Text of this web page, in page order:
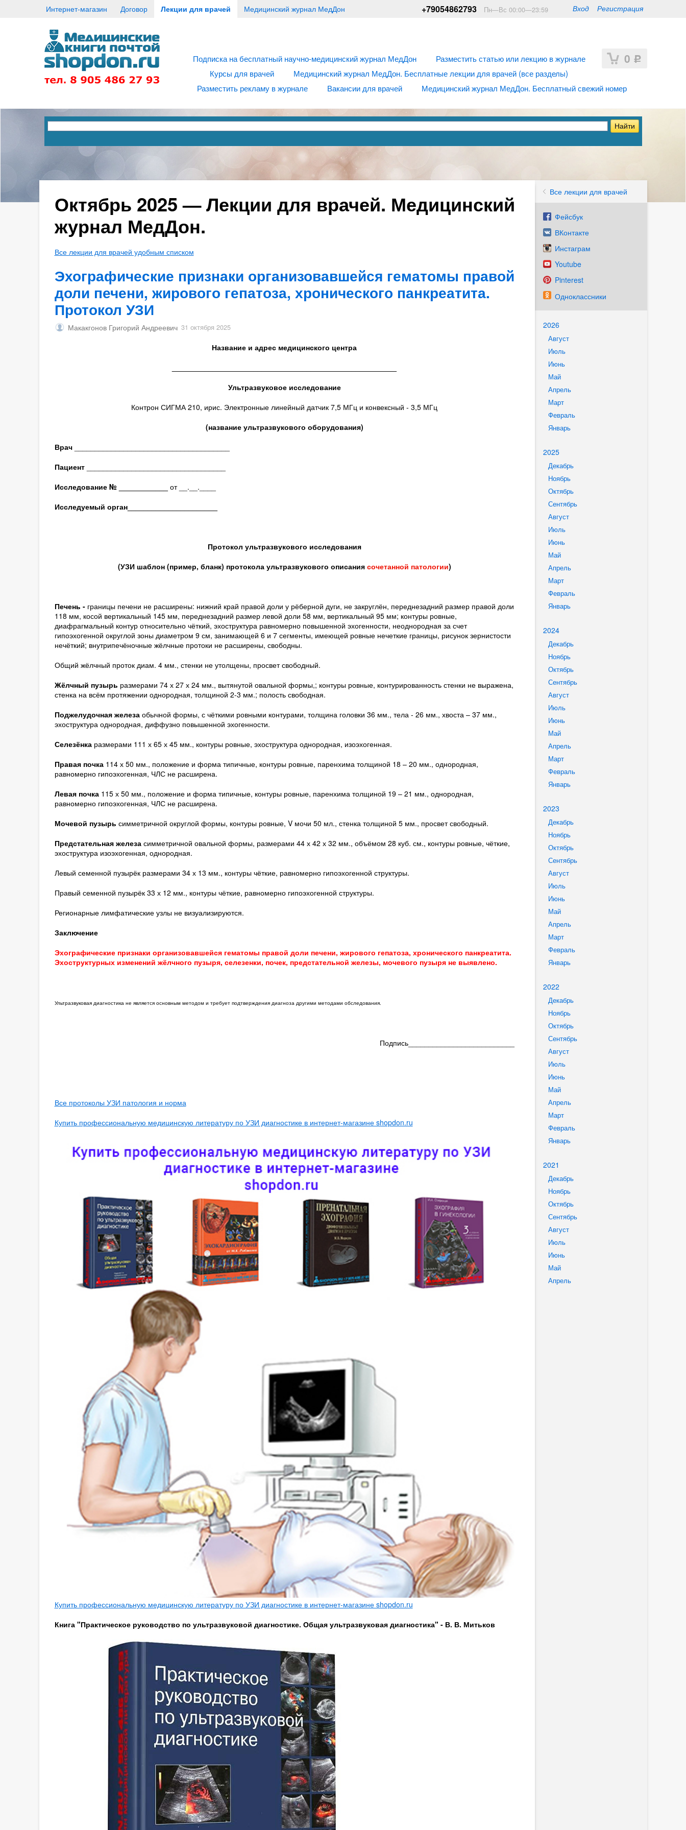
Интернет-магазин Договор Лекции для врачей Медицинский журнал МедДон Вход Регистрация
+79054862793 Пн—Вс 00:00—23:59
0 Р
Подписка на бесплатный научно-медицинский журнал МедДон
Разместить статью или лекцию в журнале
Курсы для врачей
Медицинский журнал МедДон. Бесплатные лекции для врачей (все разделы)
Разместить рекламу в журнале
Вакансии для врачей Медицинский журнал МедДон. Бесплатный свежий номер
Все лекции для врачей
Фейсбук
ВКонтакте
Инстаграм
Youtube
Pinterest
Одноклассники
2026
Август
Июль
Июнь
Май
Апрель
Март
Февраль
Январь
2025
Декабрь
Ноябрь
Октябрь
Сентябрь
Август
Июль
Июнь
Май
Апрель
Март
Февраль
Январь
2024
Декабрь
Ноябрь
Октябрь
Сентябрь
Август
Июль
Июнь
Май
Апрель
Март
Февраль
Январь
2023
Декабрь
Ноябрь
Октябрь
Сентябрь
Август
Июль
Июнь
Май
Апрель
Март
Февраль
Январь
2022
Декабрь
Ноябрь
Октябрь
Сентябрь
Август
Июль
Июнь
Май
Апрель
Март
Февраль
Январь
2021
Декабрь
Ноябрь
Октябрь
Сентябрь
Август
Июль
Июнь
Май
Апрель
Октябрь 2025 — Лекции для врачей. Медицинский
журнал МедДон.
Все лекции для врачей удобным списком
Эхографические признаки организовавшейся гематомы правой
доли печени, жирового гепатоза, хронического панкреатита.
Протокол УЗИ
Макакгонов Григорий Андреевич 31 октября 2025
Название и адрес медицинского центра
Ультразвуковое исследование
Контрон СИГМА 210, ирис. Электронные линейный датчик 7,5 МГц и конвексный - 3,5 МГц
(название ультразвукового оборудования)
Врач______________________________________
Пациент__________________________________
Исследование № ____________ от __.__.____
Исследуемый орган______________________
Протокол ультразвукового исследования
(УЗИ шаблон (пример, бланк) протокола ультразвукового описания сочетанной патологии)
Печень - границы печени не расширены: нижний край правой доли у рёберной дуги, не закруглён, переднезадний размер правой доли
118 мм, косой вертикальный 145 мм, переднезадний размер левой доли 58 мм, вертикальный 95 мм; контуры ровные,
диафрагмальный контур относительно чёткий, эхоструктура равномерно повышенной эхогенности, неоднородная за счет
гипоэхогенной округлой зоны диаметром 9 см, занимающей 6 и 7 сегменты, имеющей ровные нечеткие границы, рисунок зернистости
нечёткий; внутрипечёночные жёлчные протоки не расширены, свободны.
Общий жёлчный проток диам. 4 мм., стенки не утолщены, просвет свободный.
Жёлчный пузырь размерами 74 х 27 х 24 мм., вытянутой овальной формы,; контуры ровные, контурированность стенки не выражена,
стенка на всём протяжении однородная, толщиной 2-3 мм.; полость свободная.
Поджелудочная железаобычной формы, с чёткими ровными контурами, толщина головки 36 мм., тела - 26 мм., хвоста – 37 мм.,
эхоструктура однородная, диффузно повышенной эхогенности.
Селезёнка размерами 111 х 65 х 45 мм., контуры ровные, эхоструктура однородная, изоэхогенная.
Правая почка114 х 50 мм., положение и форма типичные, контуры ровные, паренхима толщиной 18 – 20 мм., однородная,
равномерно гипоэхогенная, ЧЛС не расширена.
Левая почка115 х 50 мм., положение и форма типичные, контуры ровные, паренхима толщиной 19 – 21 мм., однородная,
равномерно гипоэхогенная, ЧЛС не расширена.
Мочевой пузырь симметричной округлой формы, контуры ровные, V мочи 50 мл., стенка толщиной 5 мм., просвет свободный.
Предстательная железасимметричной овальной формы, размерами 44 х 42 х 32 мм., объёмом 28 куб. см., контуры ровные, чёткие,
эхоструктура изоэхогенная, однородная.
Левый семенной пузырёк размерами 34 х 13 мм., контуры чёткие, равномерно гипоэхогенной структуры.
Правый семенной пузырёк 33 х 12 мм., контуры чёткие, равномерно гипоэхогенной структуры.
Регионарные лимфатические узлы не визуализируются.
Заключение
Эхографические признаки организовавшейся гематомы правой доли печени, жирового гепатоза, хронического панкреатита.
Эхоструктурных изменений жёлчного пузыря, селезенки, почек, предстательной железы, мочевого пузыря не выявлено.
Ультразвуковая диагностика не является основным методом и требует подтверждения диагноза другими методами обследования.
Подпись__________________________
Все протоколы УЗИ патология и норма
Купить профессиональную медицинскую литературу по УЗИ диагностике в интернет-магазине shopdon.ru
Купить профессиональную медицинскую литературу по УЗИ диагностике в интернет-магазине shopdon.ru
Книга "Практическое руководство по ультразвуковой диагностике. Общая ультразвуковая диагностика" - В. В. Митьков